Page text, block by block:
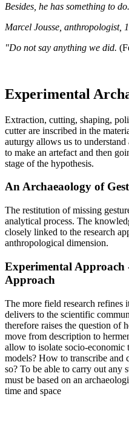
Besides, he has something to
Marcel Jousse, anthropologist,
"Do not say anything we did.
Experimental
Extraction, cutting, shaping,
cutter are inscribed in the
auturgy allows us to
to make an artefact and then
stage of the hypothesis.
An Archaeaology of
The restitution of missing
analytical process. The
closely linked to the research
anthropological dimension.
Experimental Approach
Approach
The more field research refines
delivers to the scientific
therefore raises the question of
move from description to
allow to isolate socio-
models? How to transcribe
so? To be able to carry out any
must be based on an
time and space